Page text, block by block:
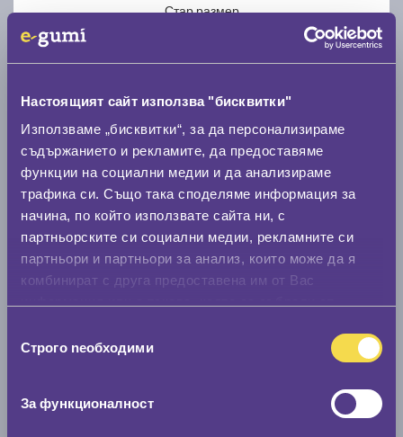
Настоящият сайт използва "бисквитки"
Използваме „бисквитки“, за да персонализираме
съдържанието и рекламите, да предоставяме
функции на социални медии и да анализираме
трафика си. Също така споделяме информация за
начина, по който използвате сайта ни, с
партньорските си социални медии, рекламните си
партньори и партньори за анализ, които може да я
комбинират с друга предоставена им от Вас
наСтрого nеобходими
За функционалност
Стар размер
Нов размер
Стар размер
0 мм.
Скоростомер при 100